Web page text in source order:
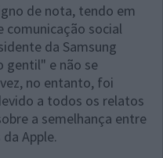
de nota, tendo em
social
da Samsung
gentil" e não se
no entanto, foi
a todos os relatos
a semelhança entre
Apple.